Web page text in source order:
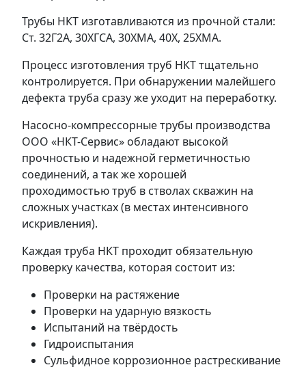
Трубы НКТ изготавливаются из прочной стали:
Ст. 32Г2А, 30ХГСА, 30ХМА, 40Х, 25ХМА.
Процесс изготовления труб НКТ тщательно
контролируется. При обнаружении малейшего
дефекта труба сразу же уходит на переработку.
Насосно-компрессорные трубы производства
ООО «НКТ-Сервис» обладают высокой
прочностью и надежной герметичностью
соединений, а так же хорошей
проходимостью труб в стволах скважин на
сложных участках (в местах интенсивного
искривления).
Каждая труба НКТ проходит обязательную
проверку качества, которая состоит из:
Проверки на растяжение
Проверки на ударную вязкость
Испытаний на твёрдость
Гидроиспытания
Сульфидное коррозионное растрескивание